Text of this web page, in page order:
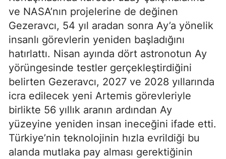
ve NASA’nın projelerine de değinen
Gezeravcı, 54 yıl aradan sonra Ay’a yönelik
insanlı görevlerin yeniden başladığını
hatırlattı. Nisan ayında dört astronotun Ay
yörüngesinde testler gerçekleştirdiğini
belirten Gezeravcı, 2027 ve 2028 yıllarında
icra edilecek yeni Artemis görevleriyle
birlikte 56 yıllık aranın ardından Ay
yüzeyine yeniden insan ineceğini ifade etti.
Türkiye’nin teknolojinin hızla evrildiği bu
alanda mutlaka pay alması gerektiğinin